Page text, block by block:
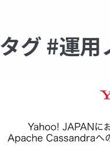
タグ #運用